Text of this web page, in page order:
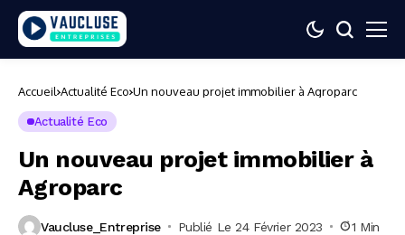
Accueil Actualité Eco Un nouveau projet immobilier à Agroparc
Actualité Eco
Un nouveau projet immobilier à
Agroparc
Vaucluse_Entreprise Publié Le 24 Février 2023 1 Min